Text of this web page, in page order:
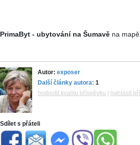
PrimaByt - ubytování na Šumavě na mapě
Autor:exposer
Další články autora: 1
hodnotit kvalitu příspěvku
nahlásit
Sdílet s přáteli